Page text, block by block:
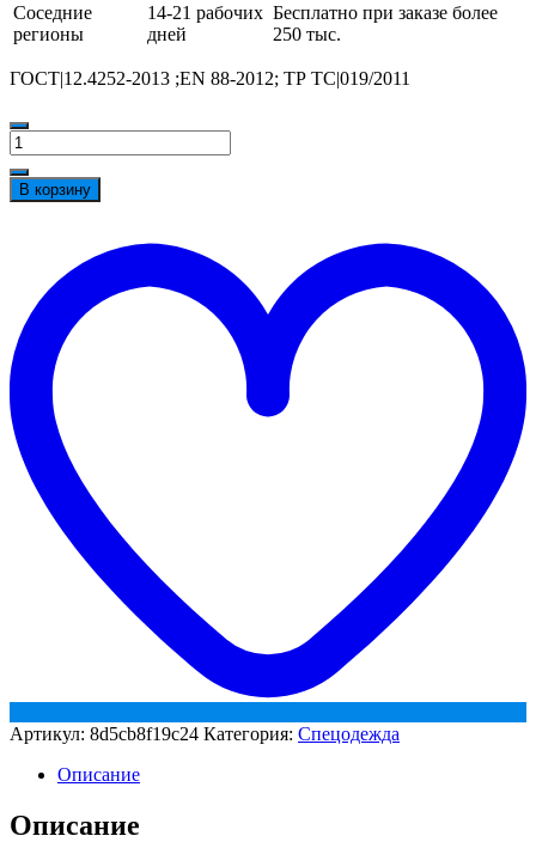
Соседние
регионы
14-21 рабочих
дней
Бесплатно при заказе более
250 тыс.
ГОСТ|12.4252-2013 ;EN 88-2012; ТР ТС|019/2011
Количество
товара
Перчатки
Манипула™
(спилок/
ткань+фланель),
SPL-
72
В корзину
Артикул: 8d5cb8f19c24 Категория: Спецодежда
Описание
Описание